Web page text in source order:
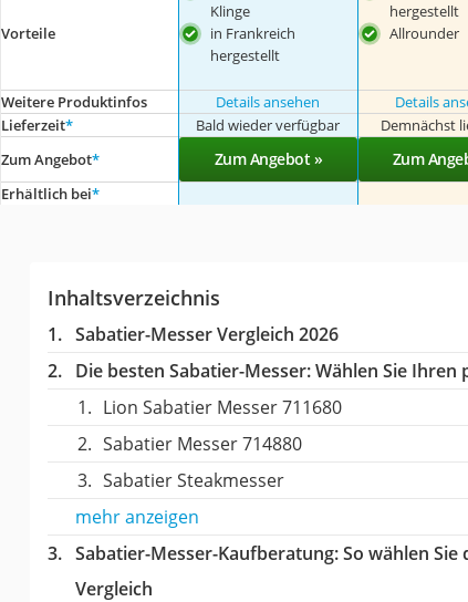
Vorteile
Klinge
in Frankreich
hergestellt
hergestellt
Allrounder
Weitere Produktinfos Details ansehen Details
Lieferzeit* Bald wieder verfügbar Demnächst
Zum Angebot* Zum Angebot » Zum
Erhältlich bei*
Inhaltsverzeichnis
Sabatier-Messer Vergleich 2026
Die besten Sabatier-Messer:Wählen Sie Ihren
Lion Sabatier Messer 711680
Sabatier Messer 714880
Sabatier Steakmesser
mehr anzeigen
Sabatier-Messer-Kaufberatung: So wählen
Vergleich